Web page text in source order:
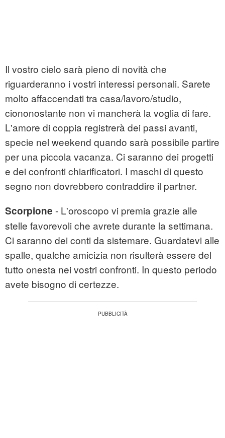
Il vostro cielo sarà pieno di novità che
riguarderanno i vostri interessi personali. Sarete
molto affaccendati tra casa/lavoro/studio,
ciononostante non vi mancherà la voglia di fare.
L'amore di coppia registrerà dei passi avanti,
specie nel weekend quando sarà possibile partire
per una piccola vacanza. Ci saranno dei progetti
e dei confronti chiarificatori. I maschi di questo
segno non dovrebbero contraddire il partner.
Scorpione - L'oroscopo vi premia grazie alle
stelle favorevoli che avrete durante la settimana.
Ci saranno dei conti da sistemare. Guardatevi alle
spalle, qualche amicizia non risulterà essere del
tutto onesta nei vostri confronti. In questo periodo
avete bisogno di certezze.